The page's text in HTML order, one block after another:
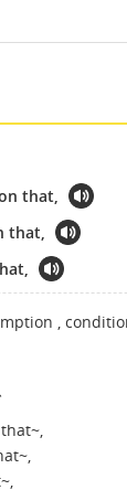
that,
that,
,